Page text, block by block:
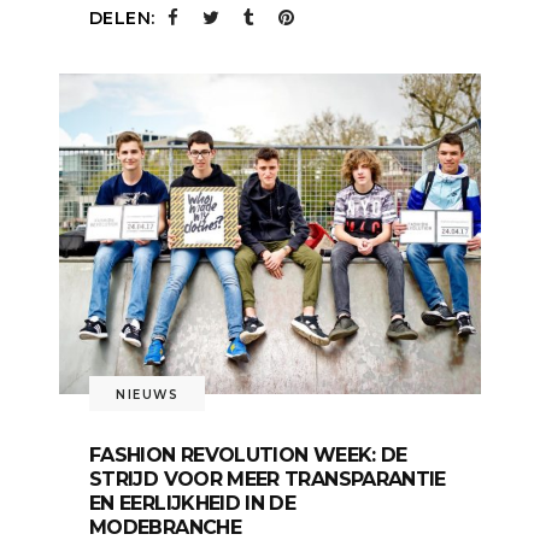
DELEN:
NIEUWS
FASHION REVOLUTION WEEK: DE
STRIJD VOOR MEER TRANSPARANTIE
EN EERLIJKHEID IN DE
MODEBRANCHE